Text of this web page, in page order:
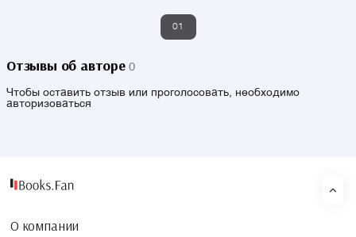
01
Отзывы об авторе 0
Чтобы оставить отзыв или проголосовать, необходимо
авторизоваться
О компании